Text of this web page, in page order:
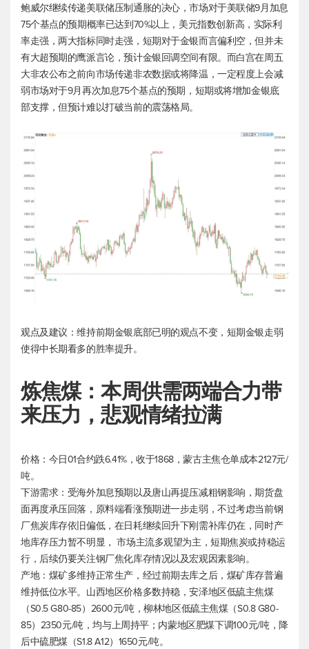
鲍威尔继续传递美联储压制通胀的决心，市场对于美联储9月加息
75个基点的预期概率已达到70%以上， 美元指数创新高，实际利
率走强，两大指标同时走强，短期对于金银而言偏利空，但并未
有大超预期的鹰派言论，预计金银回调空间有限。而白宫在周五
大非农公布之前向市场传递非农数据或将降温，一定程度上会减
弱市场对于9月再次加息75个基点的预期，短期或将增加金银底
部支撑，但预计难以打破当前的震荡格局。
观点及建议：维持前期金银底部已明的观点不变，短期金银走弱
使得中长期看多的胜率提升。
炼焦煤：本周供需两端合力带
来压力，悲观情绪拉满
价格：今日01合约跌6.41%，收于1868，蒙古主焦仓单成本2127元/
吨。
下游需求：受海外加息预期以及唐山再提压减粗钢影响，期货盘
面再度承压回落，原料端看涨预期进一步走弱，不过考虑当前钢
厂焦炭库存依旧偏低，在日耗继续回升下刚需补库仍在，同时产
地库存压力暂不明显， 市场主流多观望为主，短期焦炭或持稳运
行，后续仍要关注钢厂焦化库存情况以及宏观因素影响。
产地：煤矿多维持正常生产，经过前期去库之后，煤矿库存普遍
维持低位水平。山西地区价格多数持稳，安泽地区低硫主焦煤
（S0.5 G80-85）2600元/吨，柳林地区低硫主焦煤（S0.8 G80-
85）2350元/吨，均与上周持平；内蒙地区肥煤下调100元/吨，降
后中硫肥煤（S1.8 A12）1650元/吨。